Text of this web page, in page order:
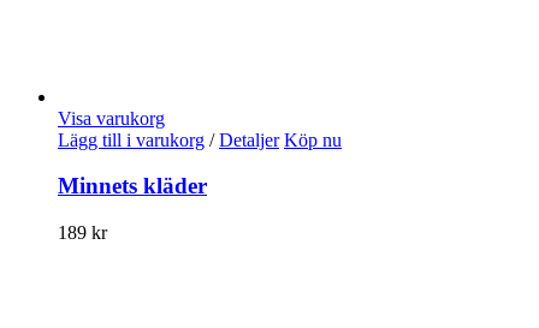
Visa varukorg
Lägg till i varukorg / Detaljer Köp nu
Minnets kläder
189 kr